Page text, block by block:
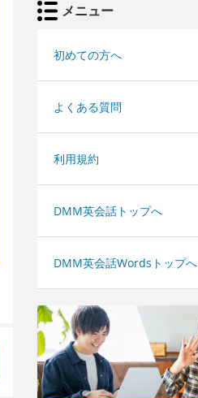
メニュー
初めての方へ
よくある質問
利用規約
DMM英会話トップへ
DMM英会話Wordsトップへ